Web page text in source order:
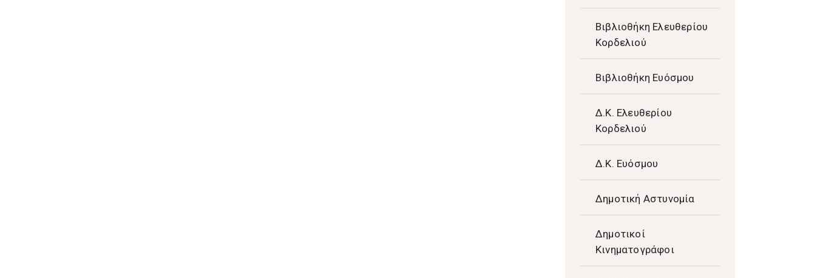
Βιβλιοθήκη Ελευθερίου
Κορδελιού
Βιβλιοθήκη Ευόσμου
Δ.Κ. Ελευθερίου
Κορδελιού
Δ.Κ. Ευόσμου
Δημοτική Αστυνομία
Δημοτικοί
Κινηματογράφοι